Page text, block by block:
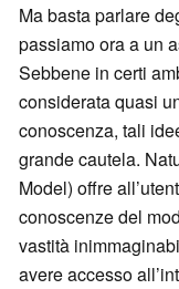
Ma basta parlare
passiamo ora a un
Sebbene in certi
considerata quasi
conoscenza, tali
grande cautela.
Model) offre
conoscenze del
vastità
avere accesso